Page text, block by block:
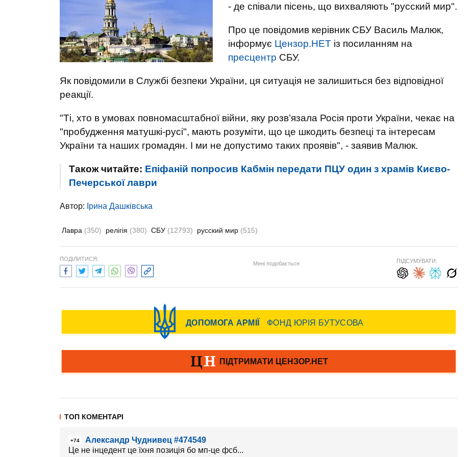
- де співали пісень, що вихваляють "русский мир".
Про це повідомив керівник СБУ Василь Малюк,
інформує Цензор.НЕТ із посиланням на
пресцентр СБУ.
Як повідомили в Службі безпеки України, ця ситуація не залишиться без відповідної
реакції.
"Ті, хто в умовах повномасштабної війни, яку розв’язала Росія проти України, чекає на
"пробудження матушкі-русі", мають розуміти, що це шкодить безпеці та інтересам
України та наших громадян. І ми не допустимо таких проявів", - заявив Малюк.
Також читайте: Епіфаній попросив Кабмін передати ПЦУ один з храмів Києво-
Печерської лаври
Автор: Ірина Дашківська
Лавра (350) релігія (380) СБУ (12793) русский мир (515)
ПОДІЛИТИСЯ:
Мені подобається ПІДСУМУВАТИ:
ТОП КОМЕНТАРІ
+74
Александр Чуднивец #474549
Це не інцедент це їхня позиція бо мп-це фсб...